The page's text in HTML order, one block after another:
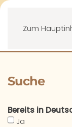
Zum
Menü
Suche
Bereits in
Ja